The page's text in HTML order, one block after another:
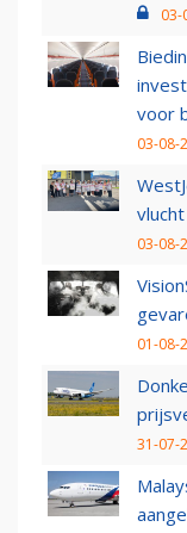
03-
voor
03-08-
03-08-
01-08-
31-07-